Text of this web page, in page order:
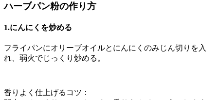
ハーブパン粉の作り方
1.にんにくを炒める
フライパンにオリーブオイルとにんにくのみじん切りを入
れ、弱火でじっくり炒める。
香りよく仕上げるコツ：